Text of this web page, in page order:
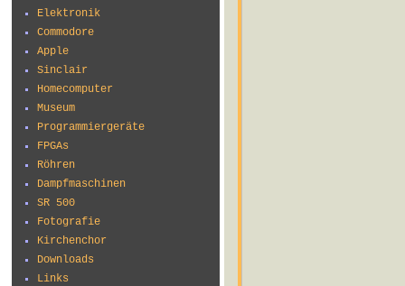
Elektronik
Commodore
Apple
Sinclair
Homecomputer
Museum
Programmiergeräte
FPGAs
Röhren
Dampfmaschinen
SR 500
Fotografie
Kirchenchor
Downloads
Links